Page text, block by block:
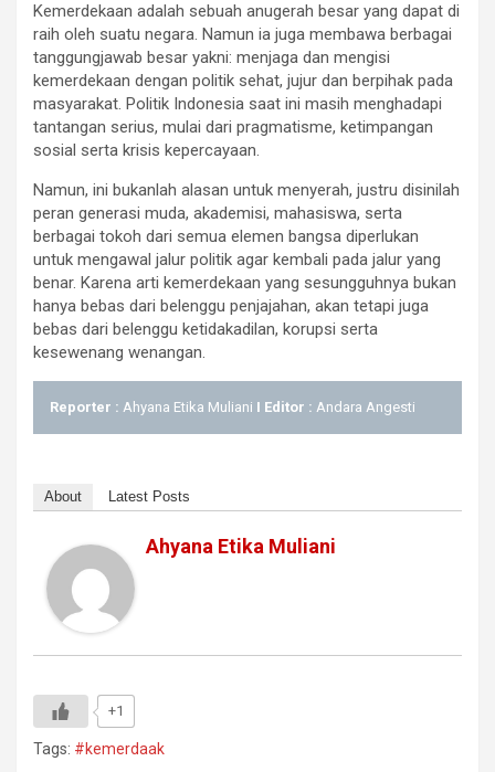
Kemerdekaan adalah sebuah anugerah besar yang dapat di
raih oleh suatu negara. Namun ia juga membawa berbagai
tanggungjawab besar yakni: menjaga dan mengisi
kemerdekaan dengan politik sehat, jujur dan berpihak pada
masyarakat. Politik Indonesia saat ini masih menghadapi
tantangan serius, mulai dari pragmatisme, ketimpangan
sosial serta krisis kepercayaan.
Namun, ini bukanlah alasan untuk menyerah, justru disinilah
peran generasi muda, akademisi, mahasiswa, serta
berbagai tokoh dari semua elemen bangsa diperlukan
untuk mengawal jalur politik agar kembali pada jalur yang
benar. Karena arti kemerdekaan yang sesungguhnya bukan
hanya bebas dari belenggu penjajahan, akan tetapi juga
bebas dari belenggu ketidakadilan, korupsi serta
kesewenang wenangan.
Reporter : Ahyana Etika Muliani I Editor : Andara Angesti
About Latest Posts
Ahyana Etika Muliani
+1
Tags: #kemerdaak